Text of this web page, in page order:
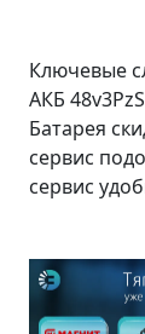
Ключевые
АКБ
Батарея
сервис
сервис